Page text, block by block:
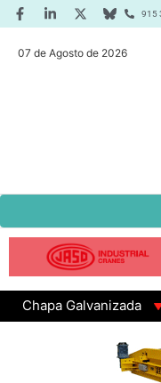
915
07 de Agosto de 2026
Galvanizada